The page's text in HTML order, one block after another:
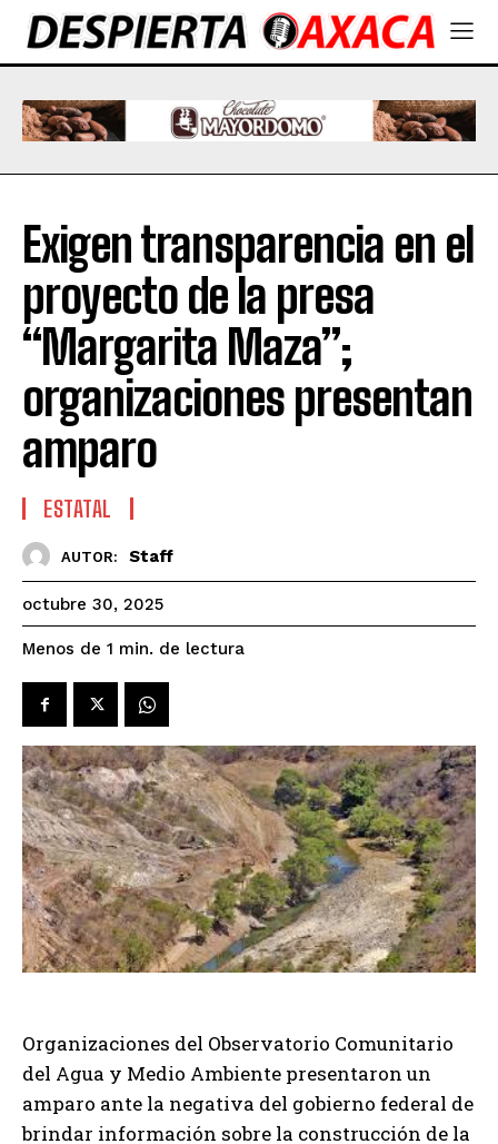
Exigen transparencia en el
proyecto de la presa
“Margarita Maza”;
organizaciones presentan
amparo
ESTATAL
AUTOR: Staff
octubre 30, 2025
Menos de 1 min. de lectura
Organizaciones del Observatorio Comunitario
del Agua y Medio Ambiente presentaron un
amparo ante la negativa del gobierno federal de
brindar información sobre la construcción de la